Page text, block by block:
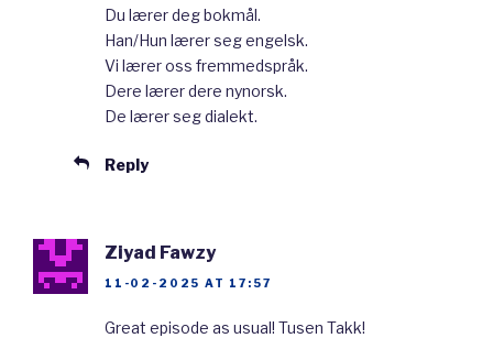
can learn Nynorsk afterwards.
Although only 10% prefer to write in Nynorsk,
everyone in Norway has to learn both of them
in school. In school, I had Nynorsk as my
10% that prefers Nynorsk. However, since
most written materials, like books and
Du lærer deg bokmål.
Han/Hun lærer seg engelsk.
Vi lærer oss fremmedspråk.
Dere lærer dere nynorsk.
De lærer seg dialekt.
Reply
Ziyad Fawzy
11-02-2025 AT 17:57
Great episode as usual! Tusen Takk!